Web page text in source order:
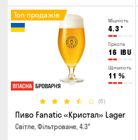
Міцність
4.3°
Гіркота
16 IBU
Щільність
11 %
(6)
Топ продажів
Пиво Fanatic «Кристал» Lager
Світле, Фільтроване, 4.3°